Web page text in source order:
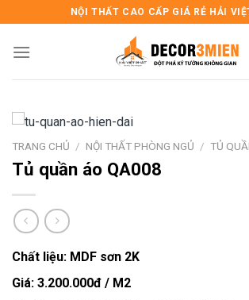
to
content
NỘI THẤT CAO CẤP GIÁ RẺ HẢI
TRANG CHỦ / NỘI THẤT PHÒNG NGỦ / TỦ
Tủ quần áo QA008
Chất liệu: MDF sơn 2K
Giá: 3.200.000đ / M2